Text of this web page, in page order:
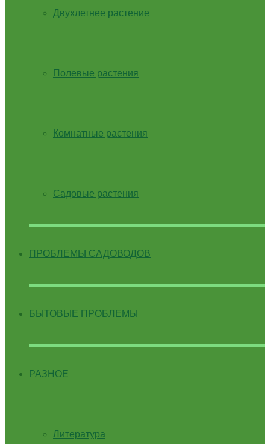
Двухлетнее растение
Полевые растения
Комнатные растения
Садовые растения
ПРОБЛЕМЫ САДОВОДОВ
БЫТОВЫЕ ПРОБЛЕМЫ
РАЗНОЕ
Литература